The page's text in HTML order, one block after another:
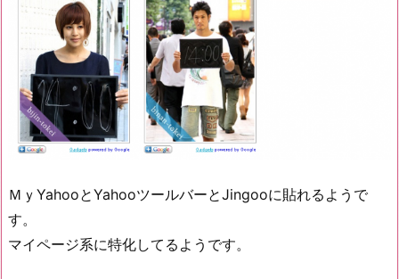
ＭｙYahooとYahooツールバーとJingooに貼れるようで
す。
マイページ系に特化してるようです。